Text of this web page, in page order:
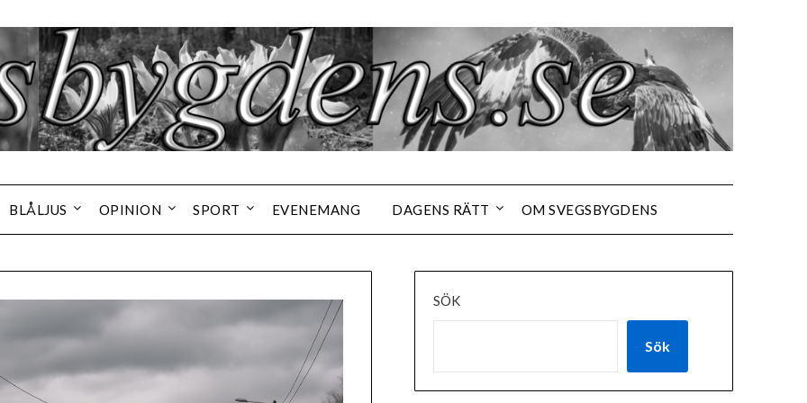
BLÅLJUS OPINION SPORT EVENEMANG DAGENS RÄTT OM SVEGSBYGDENS
SÖK
Sök